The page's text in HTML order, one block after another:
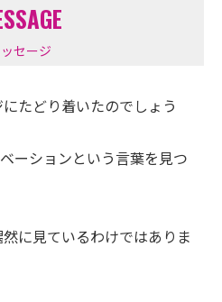
セージ
たどり着いたのでしょう
ーションという言葉を見つ
に見ているわけではありま